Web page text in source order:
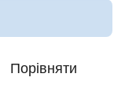
Порівняти